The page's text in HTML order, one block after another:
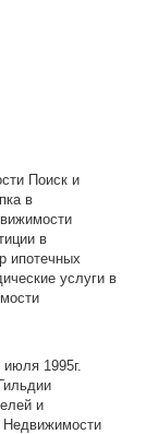
Поиск и
в
в
ипотечных
услуги в
1995г.
и
Недвижимости